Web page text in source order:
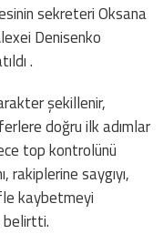
sekreteri Oksana
Denisenko
.
şekillenir,
doğru ilk adımlar
top kontrolünü
rakiplerine saygıyı,
kaybetmeyi
belirtti.